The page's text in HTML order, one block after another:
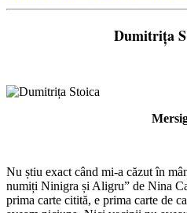
Dumitrița
Nu știu exact când mi-a căzut în
numiți Ninigra și Aligru” de Nina
prima carte citită, e prima carte de